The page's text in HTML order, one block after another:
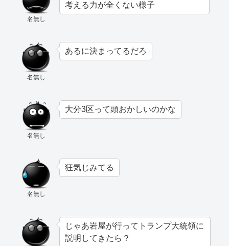
名無し
考える力が全くない様子
名無し
あるに決まってるだろ
名無し
大分3区って頭おかしいのかな
名無し
狂気じみてる
じゃあ岩屋が行ってトランプ大統領に
説明してきたら？